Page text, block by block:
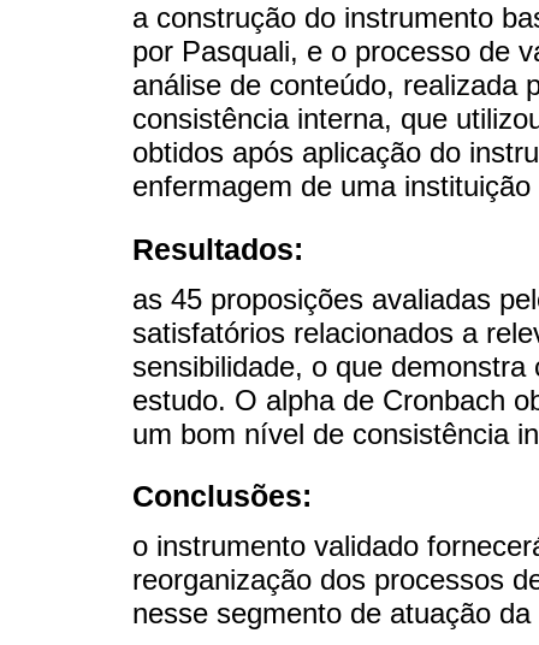
a construção do instrumento
por Pasquali, e o processo de
análise de conteúdo, realizada
consistência interna, que
obtidos após aplicação do
enfermagem de uma
Resultados:
as 45 proposições avaliadas
satisfatórios relacionados a
sensibilidade, o que
estudo. O alpha de Cronbach
um bom nível de consistência
Conclusões:
o instrumento validado
reorganização dos processos
nesse segmento de atuação